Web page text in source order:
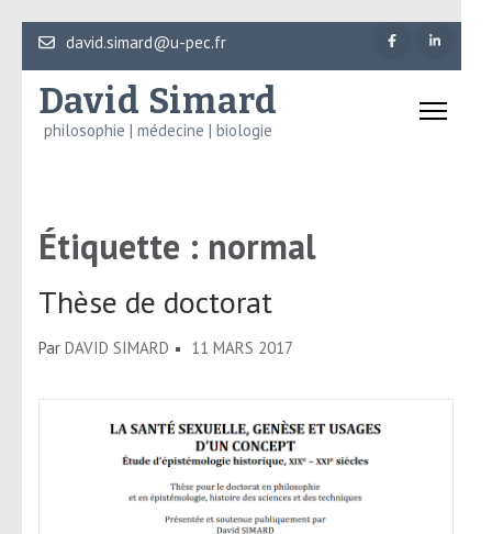
Aller
au
contenu
(Pressez
david.simard@u-pec.fr
David Simard
philosophie | médecine | biologie
Étiquette : normal
Thèse de doctorat
Par DAVID SIMARD 11 MARS 2017